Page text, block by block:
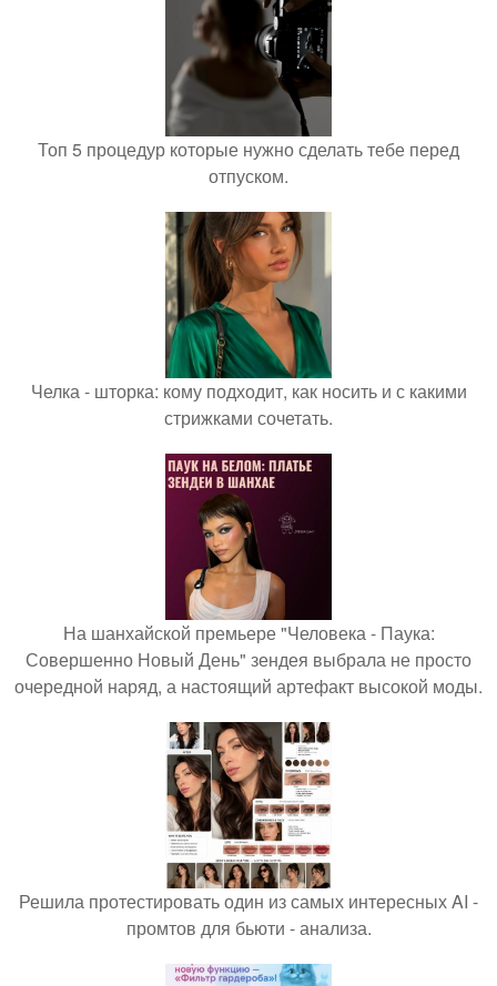
Топ 5 процедур которые нужно сделать тебе перед
отпуском.
Челка - шторка: кому подходит, как носить и с какими
стрижками сочетать.
На шанхайской премьере "Человека - Паука:
Совершенно Новый День" зендея выбрала не просто
очередной наряд, а настоящий артефакт высокой моды.
Решила протестировать один из самых интересных AI -
промтов для бьюти - анализа.